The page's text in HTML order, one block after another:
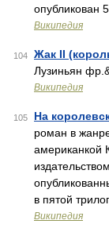
опубликован
Википедия
104 Жак II
Лузиньян
Википедия
105 На
роман в
американкой
в пятой
Википедия